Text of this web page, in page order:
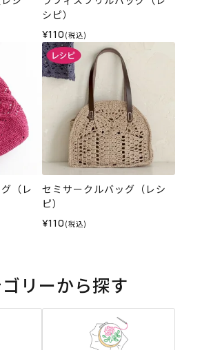
シピ）
¥110 (税込)
（レ
セミサークルバッグ（レシ
ピ）
¥110 (税込)
リーから探す